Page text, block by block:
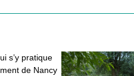
s’y pratique
de Nancy